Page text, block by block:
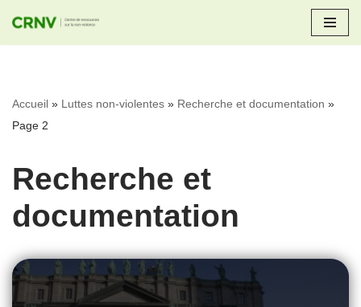
Aller
Accueil » Luttes non-violentes » Recherche et documentation »
Page 2
Recherche et
documentation